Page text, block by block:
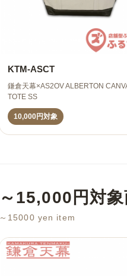
KTM-ASCT
鎌倉天幕×AS2OV ALBERTON
TOTE SS
10,000円対象
～15,000円対象
～15000 yen item